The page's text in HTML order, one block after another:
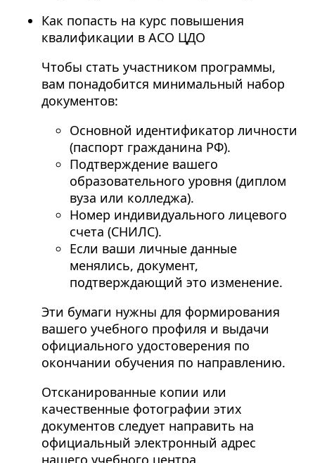
Как попасть на курс повышения
квалификации в АСО ЦДО
Чтобы стать участником программы,
вам понадобится минимальный набор
документов:
Основной идентификатор личности
(паспорт гражданина РФ).
Подтверждение вашего
образовательного уровня (диплом
вуза или колледжа).
Номер индивидуального лицевого
счета (СНИЛС).
Если ваши личные данные
менялись, документ,
подтверждающий это изменение.
Эти бумаги нужны для формирования
вашего учебного профиля и выдачи
официального удостоверения по
окончании обучения по направлению.
Отсканированные копии или
качественные фотографии этих
документов следует направить на
официальный электронный адрес
нашего учебного центра.